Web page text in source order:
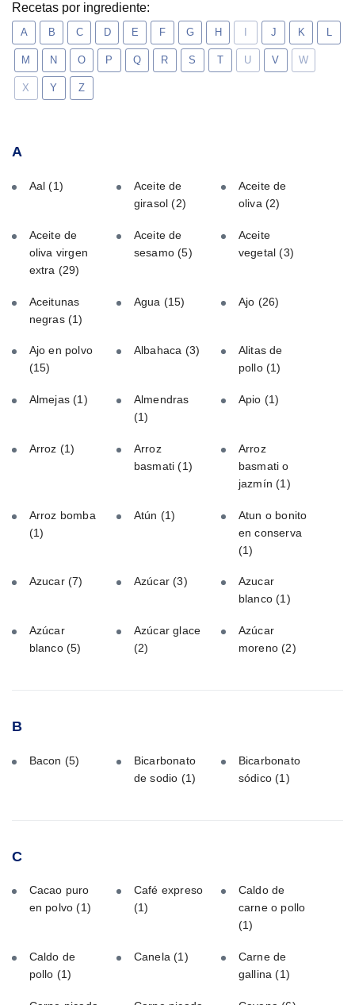
Recetas por ingrediente:
A B C D E F G H J K L
M N O P Q R S T U V W
X Y Z
A
Aal(1)
Aceite de
girasol(2)
Aceite de
oliva(2)
Aceite de
oliva virgen
extra (29)
Aceite de
sesamo(5)
Aceite
vegetal(3)
Aceitunas
negras (1)
Agua (15) Ajo (26)
Ajo en polvo
(15)
Albahaca (3)
Alitas de
pollo(1)
Almejas(1)
Almendras
(1)
Apio (1)
Arroz (1)
Arroz
basmati(1)
Arroz
basmati o
jazmín(1)
Arroz bomba
(1)
Atún (1)
Atun o bonito
en conserva
(1)
Azucar (7) Azúcar(3)
Azucar
blanco(1)
Azúcar
blanco (5)
Azúcar glace
(2)
Azúcar
moreno(2)
B
Bacon (5)
Bicarbonato
de sodio (1)
Bicarbonato
sódico(1)
C
Cacao puro
en polvo(1)
Café expreso
(1)
Caldo de
carne o pollo
(1)
Caldo de
pollo (1)
Canela(1)
Carne de
gallina(1)